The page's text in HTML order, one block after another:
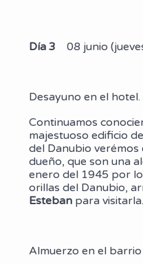
Día 3 08 junio
Desayuno en el hotel.
Continuamos
majestuoso edificio
del Danubio verémos
dueño, que son una
enero del 1945 por
orillas del Danubio,
Esteban para visitarla.
Almuerzo en el